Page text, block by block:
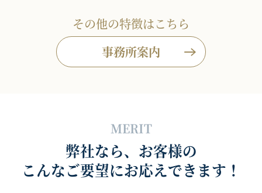
その他の特徴はこちら
事務所案内
MERIT
弊社なら、お客様の
こんなご要望にお応えできます！